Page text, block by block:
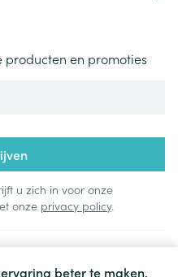
beter te maken.
en promoties
u zich in voor onze
onze privacy policy.